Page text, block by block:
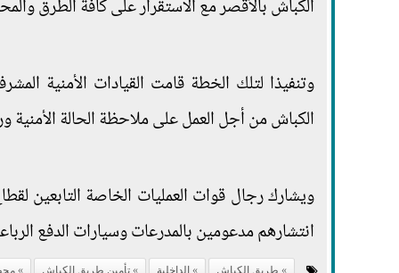
الكباش بالأقصر مع الاستقرار على كافة الطرق
وتنفيذا لتلك الخطة قامت القيادات الأمنية
الكباش من أجل العمل على ملاحظة الحالة
ويشارك رجال قوات العمليات الخاصة التابعين
انتشارهم مدعومين بالمدرعات وسيارات الدفع
طريق الكباش الداخلية تأمين طريق الكباش